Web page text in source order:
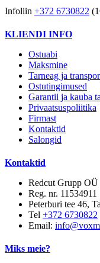
Infoliin +372 6730822
KLIENDI INFO
Ostuabi
Maksmine
Tarneag ja
Ostutingimused
Garantii ja kauba
Privaatsuspoliitika
Firmast
Kontaktid
Salongid
Kontaktid
Redcut Grupp OÜ
Reg. nr. 11534911
Peterburi tee 46,
Tel +372 6730822
Email:
Miks meie?